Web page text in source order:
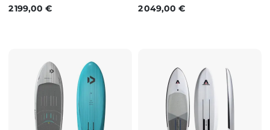
Prix
2 199,00 € Prix
2 049,00 €